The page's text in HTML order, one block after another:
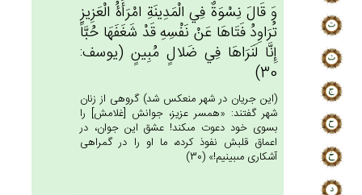
وَ قَال‌َ نِسْوَة‌ٌ فِي‌ الْمَدِينَة‌ِ امْرَأَۀُ الْعَزِيزِ
تُرَاوِدُ فَتَاهَا عَنْ‌ نَفْسِه‌ِ قَدْ شَغَفَهَا حُبَّاً
إِنَّا لَنَرَاهَا فِي‌ ضَلال‌ٍ مُبِين‌ٍ (يوسف:
30)
(اين جريان در شهر منعكس شد) گروهى از زنان
شهر گفتند: «همسر عزيز، جوانش [غلامش‏] را
بسوى خود دعوت مى‏كند! عشق اين جوان، در
اعماق قلبش نفوذ كرده، ما او را در گمراهى
آشكارى مى‏بينيم!» (30)